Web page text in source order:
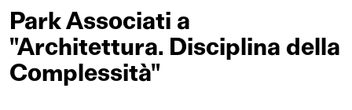
Park Associati a
"Architettura. Disciplina della
Complessità"